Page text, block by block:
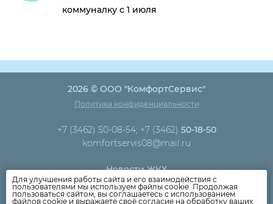
коммуналку с 1 июля
2026 © ООО "КомфортСервис"
Политика конфиденциальности
+7 (3462) 50-08-54; +7 (3462) 50-18-50
komfortservis08@mail.ru
Новости ЖКХ
Новости компании
Как оплатить
Для улучшения работы сайта и его взаимодействия с
пользователями мы используем файлы cookie. Продолжая
пользоваться сайтом, вы соглашаетесь с использованием
файлов cookie и выражаете своё согласие на обработку ваших